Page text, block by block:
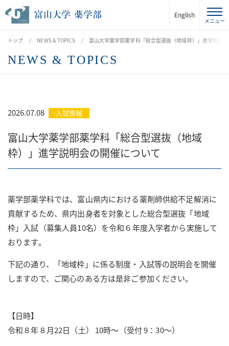
English
トップ NEWS & TOPICS 富山大学薬学部薬学科「総合型選抜（地域枠）」進学説明
NEWS & TOPICS
2026.07.08 入試情報
富山大学薬学部薬学科「総合型選抜（地域
枠）」進学説明会の開催について
薬学部薬学科では、富山県内における薬剤師供給不足解消に
貢献するため、県内出身者を対象とした総合型選抜「地域
枠」入試（募集人員10名）を令和６年度入学者から実施して
おります。
下記の通り、「地域枠」に係る制度・入試等の説明会を開催
しますので、ご関心のある方は是非ご参加ください。
【日時】
令和８年８月22日（土） 10時～（受付 9：30～）